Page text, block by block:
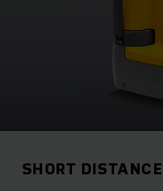
SHORT DISTANCE